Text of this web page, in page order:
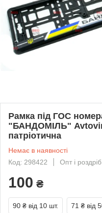
Рамка під ГОС
"БАНДОМІЛЬ"
патріотична
Немає в наявності
Код: 298422
Опт і роздріб
100 ₴
90 ₴ від 10 шт. 71 ₴ від